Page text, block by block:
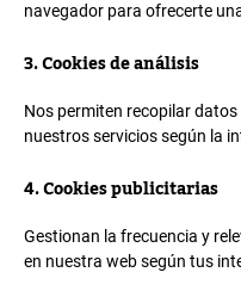
navegador para ofrecerte
3. Cookies de análisis
Nos permiten recopilar
nuestros servicios según la
4. Cookies publicitarias
Gestionan la frecuencia y
en nuestra web según tus